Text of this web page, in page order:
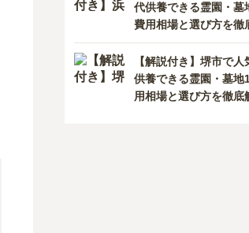
代供養できる霊園・墓
費用相場と選び方を徹
【解説付き】堺市で人
供養できる霊園・墓地
用相場と選び方を徹底